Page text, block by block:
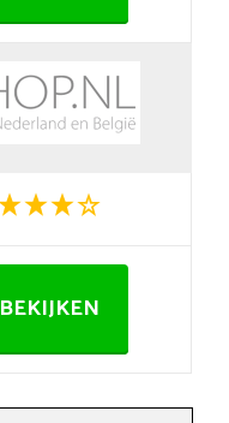
BEKIJKEN